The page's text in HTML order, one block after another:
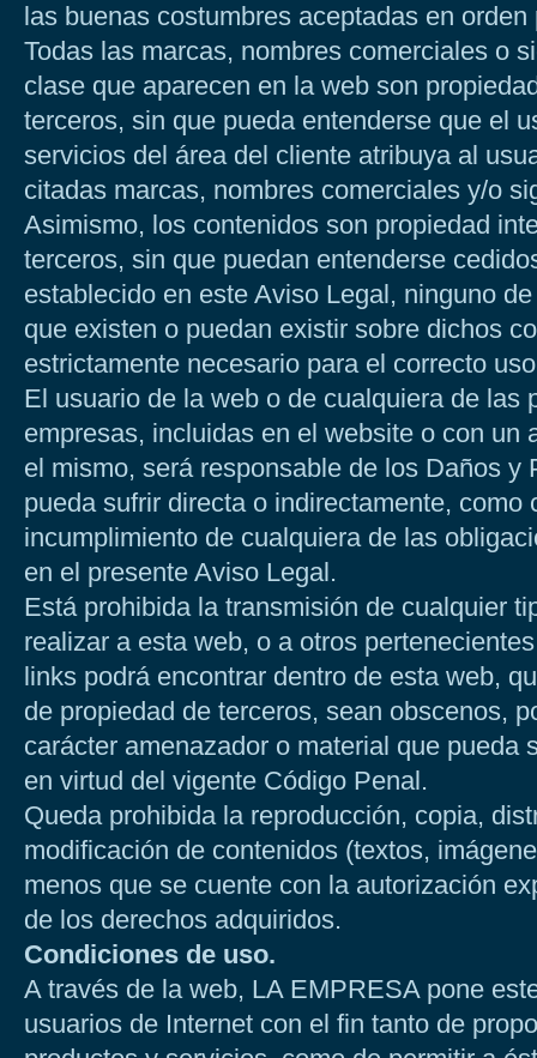
las buenas costumbres aceptadas en orden
Todas las marcas, nombres comerciales o
clase que aparecen en la web son
terceros, sin que pueda entenderse que el
servicios del área del cliente atribuya al
citadas marcas, nombres comerciales y/o
Asimismo, los contenidos son propiedad
terceros, sin que puedan entenderse
establecido en este Aviso Legal, ninguno
que existen o puedan existir sobre dichos
estrictamente necesario para el correcto
El usuario de la web o de cualquiera de las
empresas, incluidas en el website o con un
el mismo, será responsable de los Daños y
pueda sufrir directa o indirectamente, como
incumplimiento de cualquiera de las
en el presente Aviso Legal.
Está prohibida la transmisión de cualquier
realizar a esta web, o a otros
links podrá encontrar dentro de esta web,
de propiedad de terceros, sean obscenos,
carácter amenazador o material que pueda
en virtud del vigente Código Penal.
Queda prohibida la reproducción, copia,
modificación de contenidos (textos,
menos que se cuente con la autorización
de los derechos adquiridos.
Condiciones de uso.
A través de la web, LA EMPRESA pone
usuarios de Internet con el fin tanto de